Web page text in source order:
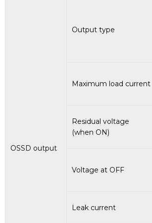
OSSD output
Output type
Maximum load current
Residual voltage
(when ON)
Voltage at OFF
Leak current